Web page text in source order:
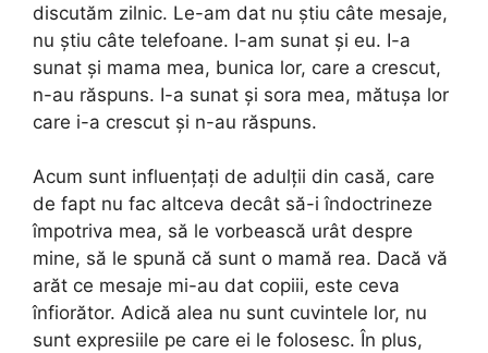
discutăm zilnic. Le-am dat nu știu câte mesaje,
nu știu câte telefoane. I-am sunat și eu. I-a
sunat și mama mea, bunica lor, care a crescut,
n-au răspuns. I-a sunat și sora mea, mătușa lor
care i-a crescut și n-au răspuns.
Acum sunt influențați de adulții din casă, care
de fapt nu fac altceva decât să-i îndoctrineze
împotriva mea, să le vorbească urât despre
mine, să le spună că sunt o mamă rea. Dacă vă
arăt ce mesaje mi-au dat copiii, este ceva
înfiorător. Adică alea nu sunt cuvintele lor, nu
sunt expresiile pe care ei le folosesc. În plus,